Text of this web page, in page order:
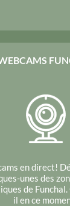
en direct!
unes des
de
il en ce